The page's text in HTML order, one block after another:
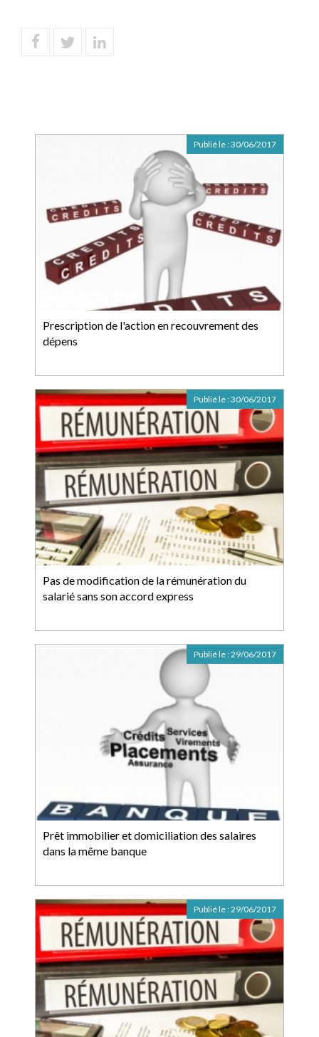
Prescription de l'action en recouvrement des
dépens
Publié le :30/06/2017
Pas de modification de la rémunération du
salarié sans son accord express
Publié le :30/06/2017
Prêt immobilier et domiciliation des salaires
dans la même banque
Publié le :29/06/2017
Publié le :29/06/2017